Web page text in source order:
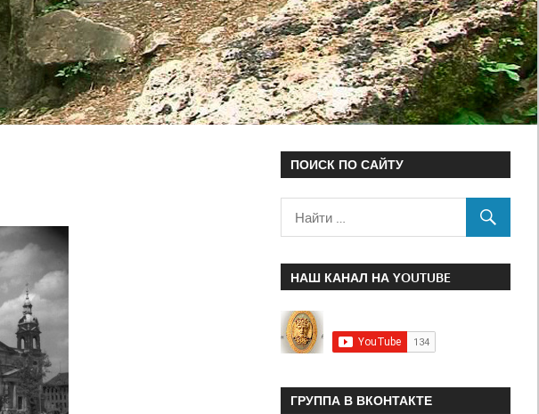
ПОИСК ПО САЙТУ
НАШ КАНАЛ НА YOUTUBE
ГРУППА В ВКОНТАКТЕ